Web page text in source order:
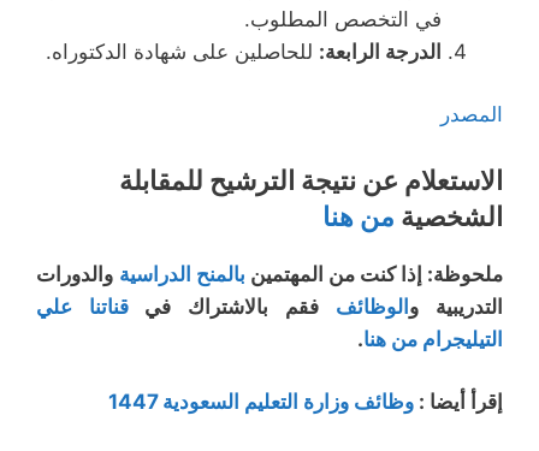
في التخصص المطلوب.
الدرجة الرابعة: للحاصلين على شهادة الدكتوراه.
المصدر
الاستعلام عن نتيجة الترشيح للمقابلة
الشخصية من هنا
ملحوظة: إذا كنت من المهتمين بالمنح الدراسية والدورات
التدريبية والوظائف فقم بالاشتراك فيقناتنا علي
التيليجرام من هنا.
إقرأ أيضا : وظائف وزارة التعليم السعودية 1447